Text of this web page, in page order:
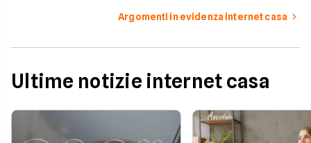
Argomenti in evidenza internet casa
Ultime notizie internet casa